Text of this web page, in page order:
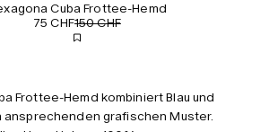
Cuba Frottee-Hemd
75 CHF150 CHF
Frottee-Hemd kombiniert Blau und
ansprechenden grafischen Muster.